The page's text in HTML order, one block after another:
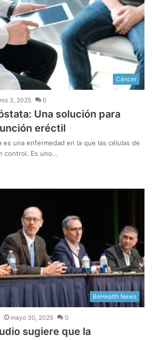
Cáncer
3, 2025 0
Una solución para
eréctil
es una enfermedad en la que las células de
control. Es uno…
BeHealth News
mayo 30, 2025 0
sugiere que la